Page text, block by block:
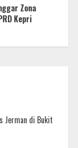
Zona
Kepri
Jerman di Bukit